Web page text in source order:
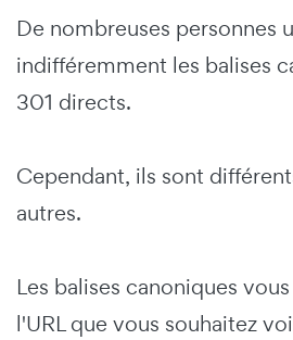
De nombreuses personnes
indifféremment les balises
301 directs.
Cependant, ils sont
autres.
Les balises canoniques
l'URL que vous souhaitez